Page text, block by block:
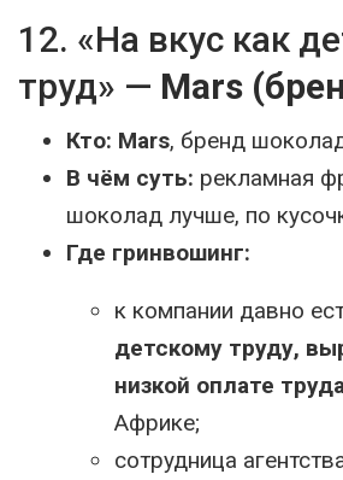
12. «На вкус как
труд» — Mars
Кто: Mars, бренд
В чём суть: рекламная
шоколад лучше, по
Где гринвошинг:
к компании давно
детскому труду,
низкой оплате
Африке;
сотрудница